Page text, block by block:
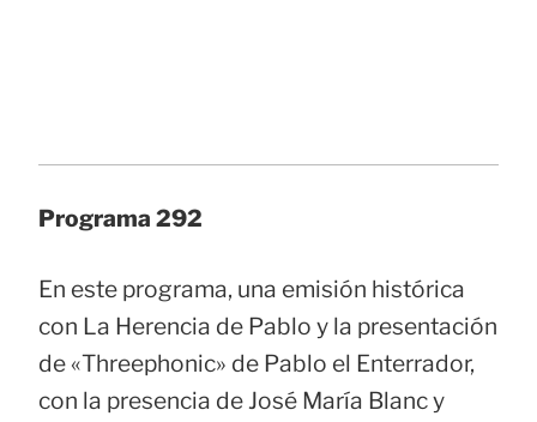
Programa 292
En este programa, una emisión histórica
con La Herencia de Pablo y la presentación
de «Threephonic» de Pablo el Enterrador,
con la presencia de José María Blanc y